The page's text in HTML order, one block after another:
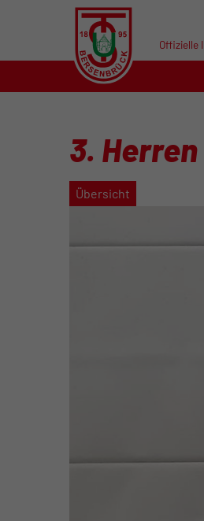
Offizielle
3. Herren
Übersicht